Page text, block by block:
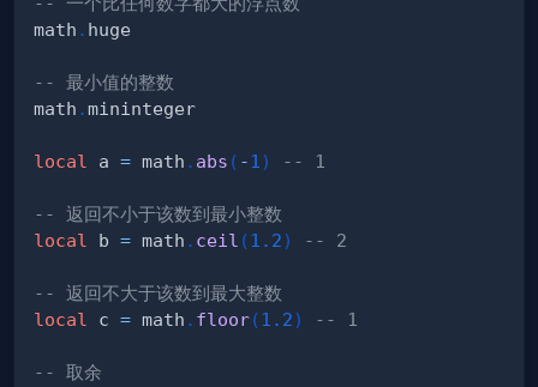
math .
-- 最小值的整数
math .
local a = math . abs ( -1 ) -- 1
-- 返回不小于该数到最小整数
local
b = math . ceil (1.2) -- 2
-- 返回不大于该数到最大整数
local
c = math . floor(1.2) -- 1
-- 取余